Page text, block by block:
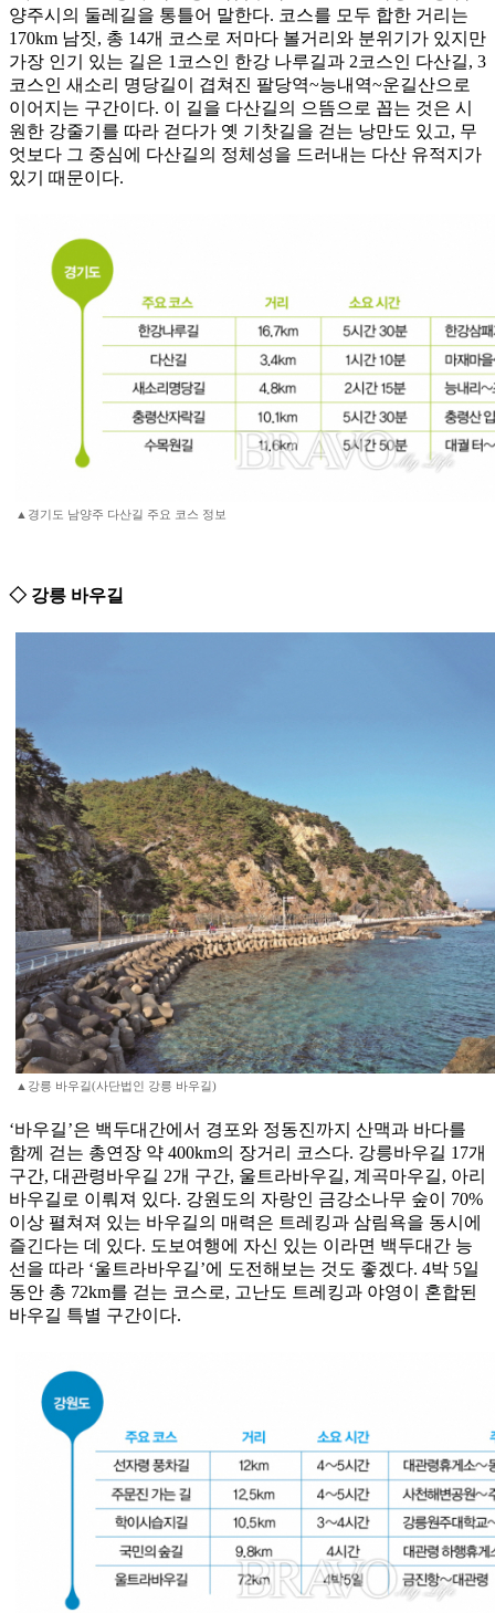
양주시의 둘레길을 통틀어 말한다. 코스를 모두 합한 거리는
170km 남짓, 총 14개 코스로 저마다 볼거리와 분위기가 있지만
가장 인기 있는 길은 1코스인 한강 나루길과 2코스인 다산길, 3
코스인 새소리 명당길이 겹쳐진 팔당역~능내역~운길산으로
이어지는 구간이다. 이 길을 다산길의 으뜸으로 꼽는 것은 시
원한 강줄기를 따라 걷다가 옛 기찻길을 걷는 낭만도 있고, 무
엇보다 그 중심에 다산길의 정체성을 드러내는 다산 유적지가
있기 때문이다.
▲경기도 남양주 다산길 주요 코스 정보
◇ 강릉 바우길
▲강릉 바우길(사단법인 강릉 바우길)
‘바우길’은 백두대간에서 경포와 정동진까지 산맥과 바다를
함께 걷는 총연장 약 400km의 장거리 코스다. 강릉바우길 17개
구간, 대관령바우길 2개 구간, 울트라바우길, 계곡마우길, 아리
바우길로 이뤄져 있다. 강원도의 자랑인 금강소나무 숲이 70%
이상 펼쳐져 있는 바우길의 매력은 트레킹과 삼림욕을 동시에
즐긴다는 데 있다. 도보여행에 자신 있는 이라면 백두대간 능
선을 따라 ‘울트라바우길’에 도전해보는 것도 좋겠다. 4박 5일
동안 총 72km를 걷는 코스로, 고난도 트레킹과 야영이 혼합된
바우길 특별 구간이다.